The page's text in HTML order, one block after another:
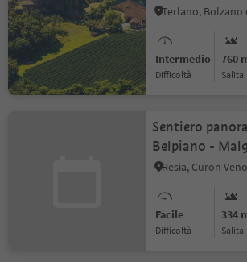
Genesio
Terlano,
Intermedio
Difficoltà
760
Salita
Sentiero
Belpiano -
Valentino
Resia, Curon
Facile
Difficoltà
334
Salita